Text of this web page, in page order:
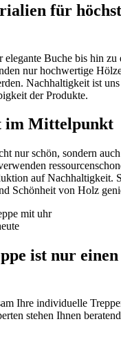
für
elegante Buche bis hin zu
nur hochwertige
Nachhaltigkeit ist uns
der Produkte.
im Mittelpunkt
nur schön, sondern auch
auf Nachhaltigkeit.
Schönheit von Holz
ist nur
Ihre individuelle
stehen Ihnen